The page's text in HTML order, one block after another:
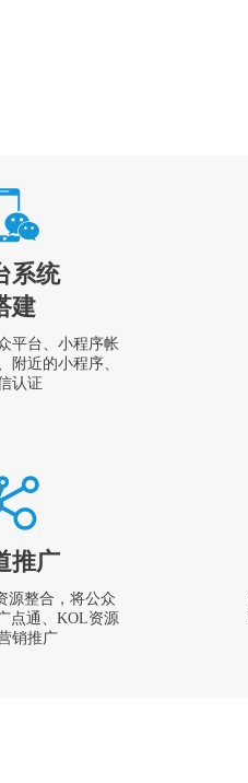
系统
建
平台、小程序帐
附近的小程序、
认证
推广
源整合，将公众
点通、KOL资源
销推广